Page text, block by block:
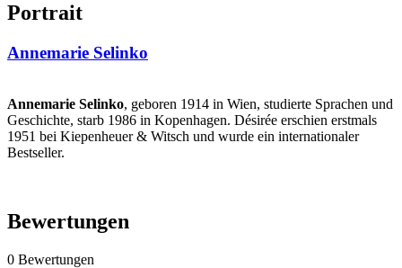
Portrait
Annemarie Selinko
Annemarie Selinko, geboren 1914 in Wien, studierte Sprachen und
Geschichte, starb 1986 in Kopenhagen. Désirée erschien erstmals
1951 bei Kiepenheuer & Witsch und wurde ein internationaler
Bestseller.
Bewertungen
0 Bewertungen